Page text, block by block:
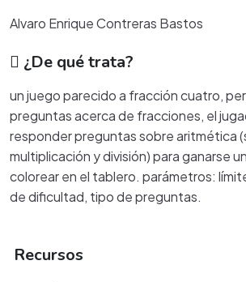
Alvaro Enrique Contreras Bastos
¿De qué trata?
un juego parecido a fracción cuatro,
preguntas acerca de fracciones, el
responder preguntas sobre aritmética
multiplicación y división) para ganarse
colorear en el tablero. parámetros:
de dificultad, tipo de preguntas.
Recursos